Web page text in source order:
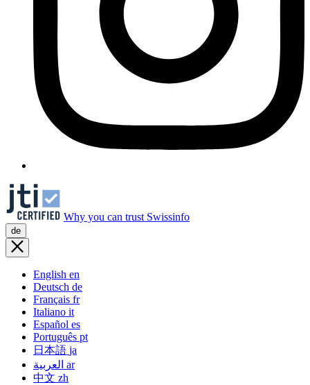
Why you can trust Swissinfo
de
English en
Deutsch de
Français fr
Italiano it
Español es
Português pt
日本語 ja
ar
中文 zh